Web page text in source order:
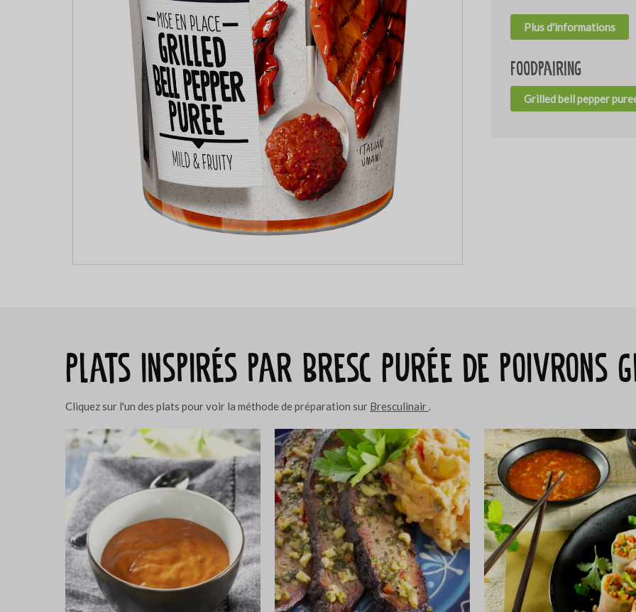
Plus d'informations
Foodpairing
Grilled bell pepper
Plats inspirés par Bresc Purée de poivrons
Cliquez sur l'un des plats pour voir la méthode de préparation sur Bresculinair .